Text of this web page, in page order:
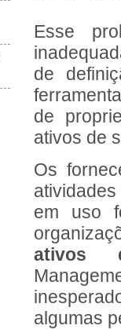
Esse
de
de
ativos de
Os
em uso
ativos
algumas